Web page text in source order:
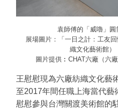
袁師傅的「威嚕」
展場圖片：「一日之計：工友
織文化藝術館）
圖片提供︰CHAT六廠（六
王慰慰現為六廠紡織文化藝
至2017年間任職上海當代藝
慰慰參與台灣關渡美術館的